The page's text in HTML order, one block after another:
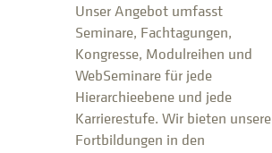
Unser Angebot umfasst
Seminare, Fachtagungen,
Kongresse, Modulreihen und
WebSeminare für jede
Hierarchieebene und jede
Karrierestufe. Wir bieten unsere
Fortbildungen in den